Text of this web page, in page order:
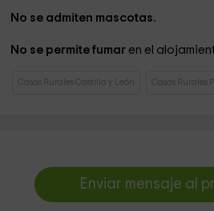
No se admiten mascotas.
No se permite fumar en el
Casas Rurales Castilla y León Casas Rurales
Enviar mensaje al